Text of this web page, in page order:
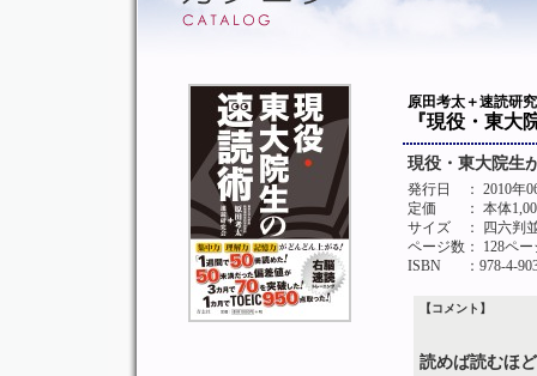
原田考太＋速読研
『現役・東大
現役・東大院生
発行日
： 2010年
定価
： 本体
サイズ
： 四六判
ページ数： 128ペー
ISBN
：978-4-
【コメント】
読めば読むほ